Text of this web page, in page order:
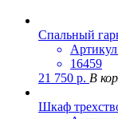
Спальный
16459
21 750 р. В
Шкаф